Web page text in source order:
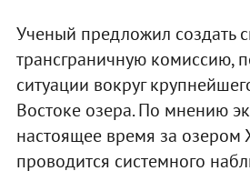
Ученый предложил создать
трансграничную комиссию,
ситуации вокруг
Востоке озера. По мнению
настоящее время за озером
проводится системного